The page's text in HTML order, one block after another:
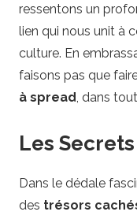
ressentons un
lien qui nous unit à
culture. En
faisons pas que
à spread , dans
Les
Dans le dédale
des trésors